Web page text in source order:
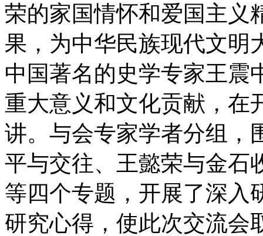
荣的家国情怀和爱国主义
果，为中华民族现代文明
中国著名的史学专家王震
重大意义和文化贡献，在
讲。与会专家学者分组，
平与交往、王懿荣与金石
等四个专题，开展了深入
研究心得，使此次交流会